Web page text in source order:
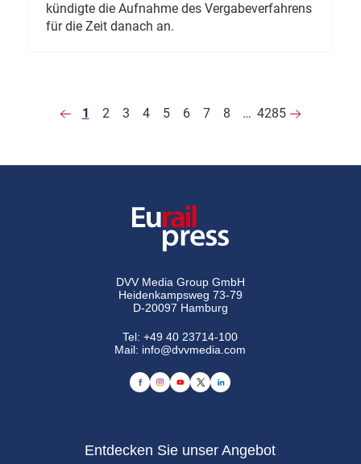
kündigte die Aufnahme des Vergabeverfahrens
für die Zeit danach an.
1 2 3 4 5 6 7 8 … 4285
DVV Media Group GmbH
Heidenkampsweg 73-79
D-20097 Hamburg
Tel:+49 40 23714-100
Mail: info@dvvmedia.com
Entdecken Sie unser Angebot